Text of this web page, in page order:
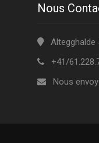
Nous
Altegghalde
+41/
Nous